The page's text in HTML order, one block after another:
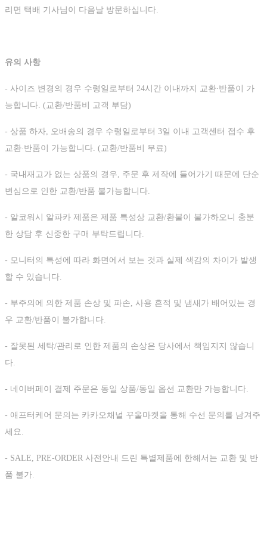
리면 택배 기사님이 다음날 방문하십니다.
유의 사항
- 사이즈 변경의 경우 수령일로부터 24시간 이내까지 교환∙반품이 가
능합니다. (교환/반품비 고객 부담)
- 상품 하자, 오배송의 경우 수령일로부터 3일 이내 고객센터 접수 후
교환∙반품이 가능합니다. (교환/반품비 무료)
- 국내재고가 없는 상품의 경우, 주문 후 제작에 들어가기 때문에 단순
변심으로 인한 교환/반품 불가능합니다.
- 알코워시 알파카 제품은 제품 특성상 교환/환불이 불가하오니 충분
한 상담 후 신중한 구매 부탁드립니다.
- 모니터의 특성에 따라 화면에서 보는 것과 실제 색감의 차이가 발생
할 수 있습니다.
- 부주의에 의한 제품 손상 및 파손, 사용 흔적 및 냄새가 배어있는 경
우 교환/반품이 불가합니다.
- 잘못된 세탁/관리로 인한 제품의 손상은 당사에서 책임지지 않습니
다.
- 네이버페이 결제 주문은 동일 상품/동일 옵션 교환만 가능합니다.
- 애프터케어 문의는 카카오채널 꾸울마켓을 통해 수선 문의를 남겨주
세요.
- SALE, PRE-ORDER 사전안내 드린 특별제품에 한해서는 교환 및 반
품 불가.